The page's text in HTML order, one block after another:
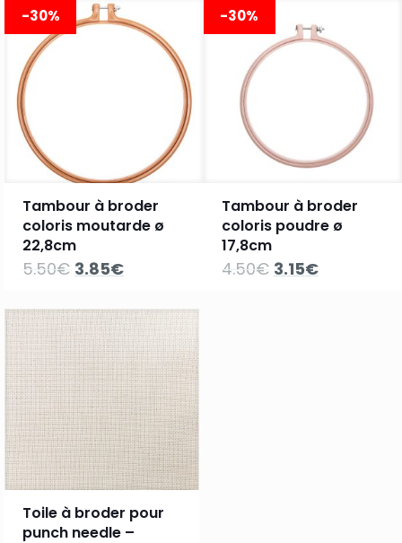
-30%
Tambour à broder
coloris moutarde ø
22,8cm
5.50€ Le
était :
5.50€.
3.85€Le
est :
3.85€.
-30%
Tambour à broder
coloris poudre ø
17,8cm
4.50€ Le
3.15€Le
Toile à broder pour
punch needle –